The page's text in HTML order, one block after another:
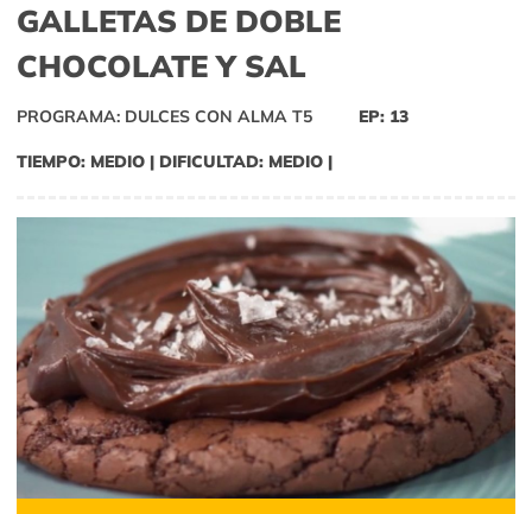
GALLETAS DE DOBLE
CHOCOLATE Y SAL
PROGRAMA: DULCES CON ALMA T5 EP: 13
TIEMPO: MEDIO | DIFICULTAD: MEDIO |